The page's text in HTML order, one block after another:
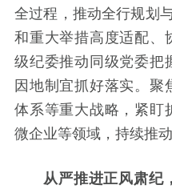
全过程，推动全行规划
和重大举措高度适配、
级纪委推动同级党委把
因地制宜抓好落实。聚
体系等重大战略，紧盯
微企业等领域，持续推
从严推进正风肃纪